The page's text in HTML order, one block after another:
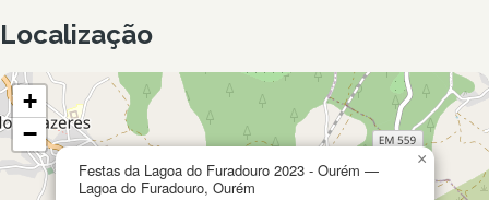
Localização
Festas da Lagoa do Furadouro 2023 - Ourém —
Lagoa do Furadouro, Ourém
×
+
−